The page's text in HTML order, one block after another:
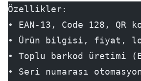
Özellikler:
• EAN-13, Code 128, QR
• Ürün bilgisi, fiyat,
• Toplu barkod üretimi
• Seri numarası